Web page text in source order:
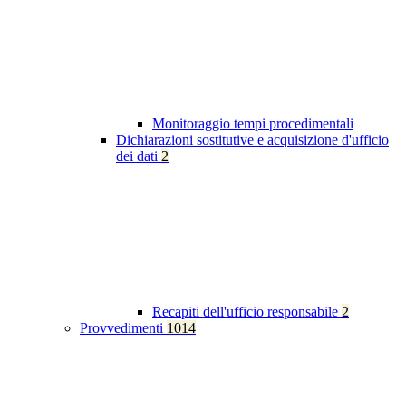
Monitoraggio tempi procedimentali
Dichiarazioni sostitutive e acquisizione d'ufficio
dei dati 2
Recapiti dell'ufficio responsabile 2
Provvedimenti 1014